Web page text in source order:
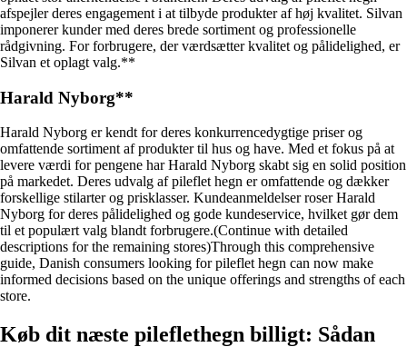
afspejler deres engagement i at tilbyde produkter af høj kvalitet. Silvan
imponerer kunder med deres brede sortiment og professionelle
rådgivning. For forbrugere, der værdsætter kvalitet og pålidelighed, er
Silvan et oplagt valg.**
Harald Nyborg**
Harald Nyborg er kendt for deres konkurrencedygtige priser og
omfattende sortiment af produkter til hus og have. Med et fokus på at
levere værdi for pengene har Harald Nyborg skabt sig en solid position
på markedet. Deres udvalg af pileflet hegn er omfattende og dækker
forskellige stilarter og prisklasser. Kundeanmeldelser roser Harald
Nyborg for deres pålidelighed og gode kundeservice, hvilket gør dem
til et populært valg blandt forbrugere.(Continue with detailed
descriptions for the remaining stores)Through this comprehensive
guide, Danish consumers looking for pileflet hegn can now make
informed decisions based on the unique offerings and strengths of each
store.
Køb dit næste pileflethegn billigt: Sådan